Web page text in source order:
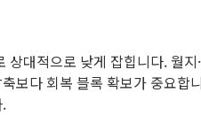
대적으로 낮게 잡힙니다. 월지·
보다 회복 블록 확보가 중요합